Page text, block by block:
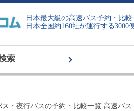
日本最大級の高速バス予約・比較
日本全国約160社が運行する3000
索
・夜行バスの予約・比較一覧 高速バ